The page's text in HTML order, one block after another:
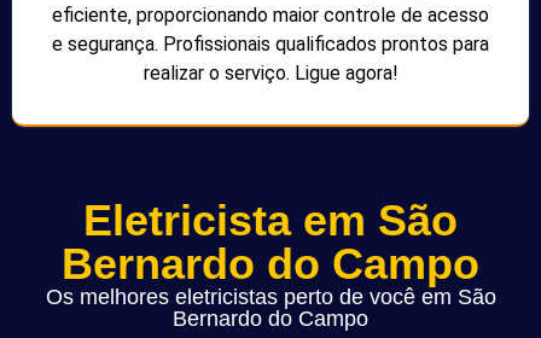
eficiente, proporcionando maior controle de acesso
e segurança. Profissionais qualificados prontos para
realizar o serviço. Ligue agora!
Eletricista em São
Bernardo do Campo
Os melhores eletricistas perto de você em São
Bernardo do Campo